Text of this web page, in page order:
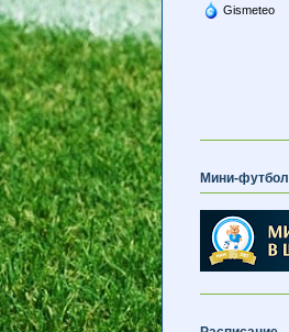
Gismeteo
Мини-